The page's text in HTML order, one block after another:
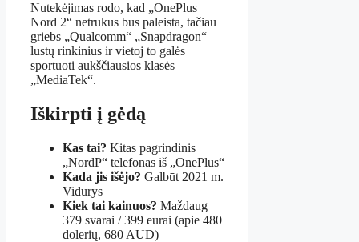
Nutekėjimas rodo, kad „OnePlus
Nord 2“ netrukus bus paleista, tačiau
griebs „Qualcomm“ „Snapdragon“
lustų rinkinius ir vietoj to galės
sportuoti aukščiausios klasės
„MediaTek“.
Iškirpti į gėdą
Kas tai? Kitas pagrindinis
„NordP“ telefonas iš „OnePlus“
Kada jis išėjo? Galbūt 2021 m.
Vidurys
Kiek tai kainuos? Maždaug
379 svarai / 399 eurai (apie 480
dolerių, 680 AUD)